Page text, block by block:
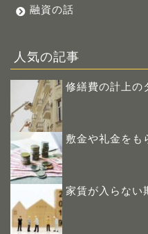
融資の話
人気の記事
修繕費の計上の
敷金や礼金をも
家賃が入らない